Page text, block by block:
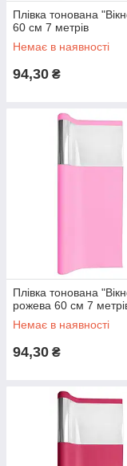
Плівка тонована
60 см 7 метрів
Немає в наявності
94,30 ₴
Плівка тонована
рожева 60 см 7
Немає в наявності
94,30 ₴